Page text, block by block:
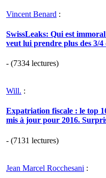
Vincent Benard :
SwissLeaks: Qui est
veut lui prendre plus des 3/4
- (7334 lectures)
Will. :
Expatriation fiscale : le top
mis à jour pour 2016.
- (7131 lectures)
Jean Marcel Rocchesani :